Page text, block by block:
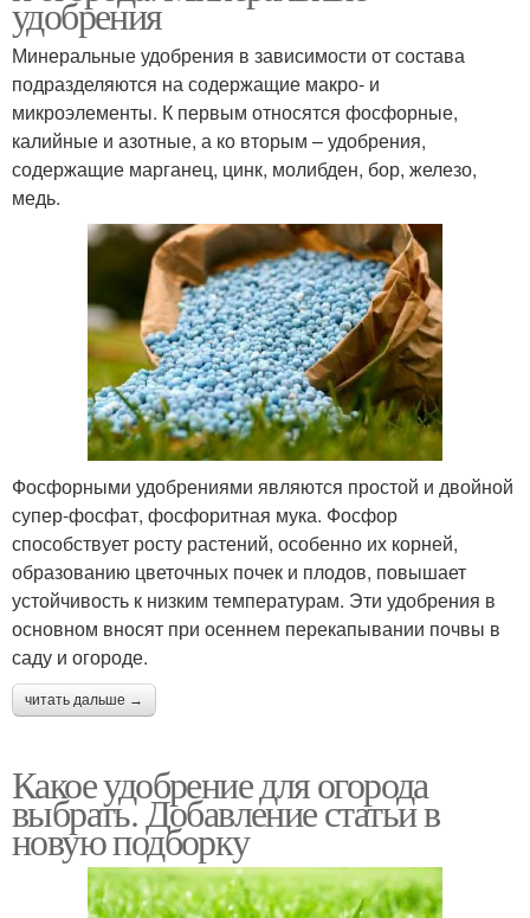
Удобрения для садовых
цветов
Удобрения для цветов
Минеральное
удобрение
Комплексные
удобрения
Домашние удобрения
Удобрения для дачи
Универсальные
удобрения
Весенние удобрения
удобрения
Минеральные удобрения в зависимости от состава
подразделяются на содержащие макро- и
микроэлементы. К первым относятся фосфорные,
калийные и азотные, а ко вторым – удобрения,
содержащие марганец, цинк, молибден, бор, железо,
медь.
Фосфорными удобрениями являются простой и двойной
супер-фосфат, фосфоритная мука. Фосфор
способствует росту растений, особенно их корней,
образованию цветочных почек и плодов, повышает
устойчивость к низким температурам. Эти удобрения в
основном вносят при осеннем перекапывании почвы в
саду и огороде.
читать дальше →
Какое удобрение для огорода
выбрать. Добавление статьи в
новую подборку